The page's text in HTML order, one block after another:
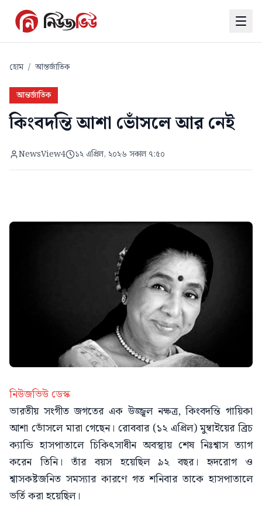
হোম / আন্তর্জাতিক
আন্তর্জাতিক
কিংবদন্তি আশা ভোঁসলে আর নেই
NewsView4 ১২ এপ্রিল, ২০২৬ সকাল ৭:৫০
নিউজভিউ ডেস্ক
ভারতীয় সংগীত জগতের এক উজ্জ্বল নক্ষত্র, কিংবদন্তি গায়িকা
আশা ভোঁসলে মারা গেছেন। রোববার (১২ এপ্রিল) মুম্বাইয়ের ব্রিচ
ক্যান্ডি হাসপাতালে চিকিৎসাধীন অবস্থায় শেষ নিঃশ্বাস ত্যাগ
করেন তিনি। তাঁর বয়স হয়েছিল ৯২ বছর। হৃদরোগ ও
শ্বাসকষ্টজনিত সমস্যার কারণে গত শনিবার তাকে হাসপাতালে
ভর্তি করা হয়েছিল।